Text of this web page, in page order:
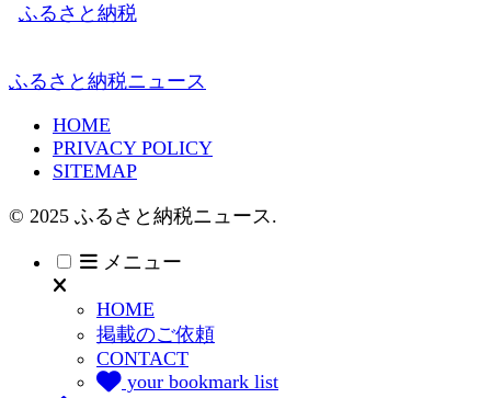
ふるさと納税
ふるさと納税ニュース
HOME
PRIVACY POLICY
SITEMAP
© 2025 ふるさと納税ニュース.
メニュー
HOME
掲載のご依頼
CONTACT
your bookmark list